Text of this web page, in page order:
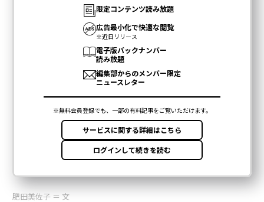
肥田美佐子 ＝ 文